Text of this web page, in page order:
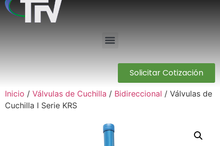
Solicitar Cotización
Inicio / Válvulas de Cuchilla / Bidireccional / Válvulas de
Cuchilla I Serie KRS